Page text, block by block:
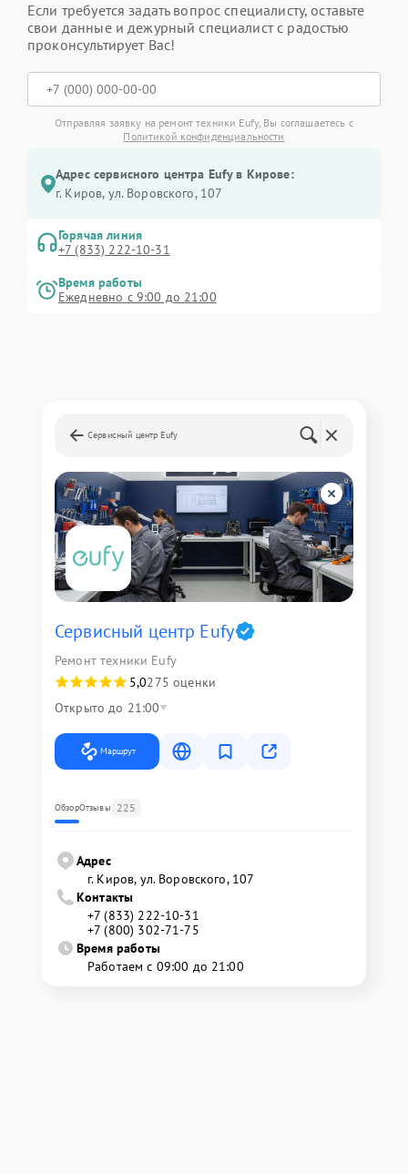
Если требуется задать вопрос специалисту, оставьте
свои данные и дежурный специалист с радостью
проконсультирует Вас!
Отправляя заявку на ремонт техники Eufy, Вы соглашаетесь с
Политикой конфиденциальности
Адрес сервисного центра Eufy в Кирове:
г. Киров, ул. Воровского, 107
Горячая линия
+7 (833) 222-10-31
Время работы
Ежедневно с 9:00 до 21:00
Сервисный центр Eufy
Сервисный центр Eufy
Ремонт техники Eufy
5,0275 оценки
Открыто до 21:00
Маршрут
ОбзорОтзывы 225
Адрес
г. Киров, ул. Воровского, 107
Контакты
+7 (833) 222-10-31
+7 (800) 302-71-75
Время работы
Работаем с 09:00 до 21:00